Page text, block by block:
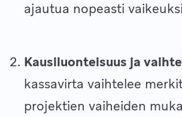
ajautua nopeasti
Kausiluonteisuus ja
kassavirta vaihtelee
projektien vaiheiden